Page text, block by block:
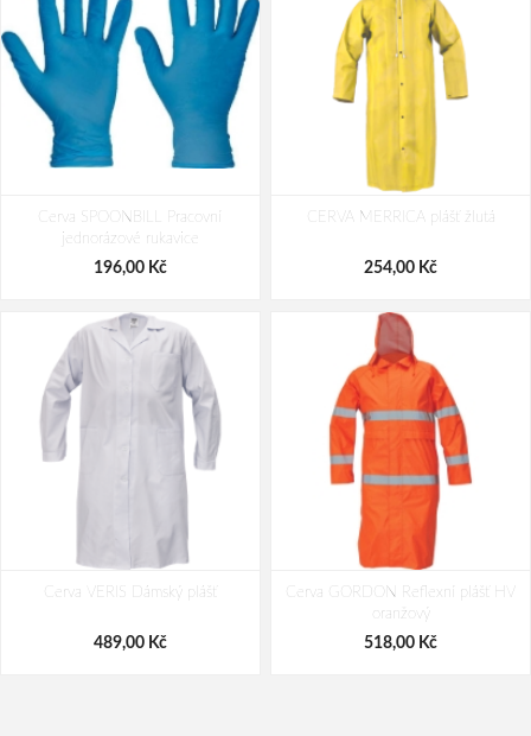
plášť bílý
47,70 Kč
ARDON®SYLVIE bílý Jednorázový
PP plášť
Cerva SPOONBILL Pracovní
jednorázové rukavice
196,00 Kč
CERVA MERRICA plášť žlutá
254,00 Kč
Cerva VERIS Dámský plášť
489,00 Kč
Cerva GORDON Reflexní plášť HV
oranžový
518,00 Kč